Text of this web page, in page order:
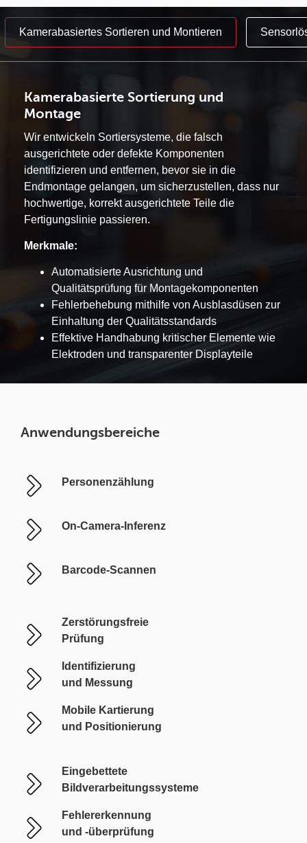
Kamerabasiertes Sortieren und Montieren
Kamerabasierte Sortierung und
Montage
Wir entwickeln Sortiersysteme, die falsch
ausgerichtete oder defekte Komponenten
identifizieren und entfernen, bevor sie in die
Endmontage gelangen, um sicherzustellen, dass nur
hochwertige, korrekt ausgerichtete Teile die
Fertigungslinie passieren.
Merkmale:
Automatisierte Ausrichtung und
Qualitätsprüfung für Montagekomponenten
Fehlerbehebung mithilfe von Ausblasdüsen zur
Einhaltung der Qualitätsstandards
Effektive Handhabung kritischer Elemente wie
Elektroden und transparenter Displayteile
Anwendungsbereiche
Personenzählung
On-Camera-Inferenz
Barcode-Scannen
Zerstörungsfreie
Prüfung
Identifizierung
und Messung
Mobile Kartierung
und Positionierung
Eingebettete
Bildverarbeitungssysteme
Fehlererkennung
und -überprüfung